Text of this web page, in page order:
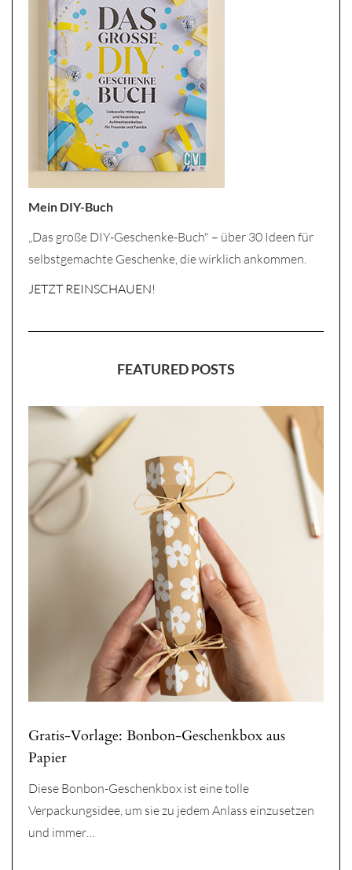
Mein DIY-Buch
„Das große DIY-Geschenke-Buch" – über 30 Ideen für
selbstgemachte Geschenke, die wirklich ankommen.
JETZT REINSCHAUEN!
FEATURED POSTS
Gratis-Vorlage: Bonbon-Geschenkbox aus
Papier
Diese Bonbon-Geschenkbox ist eine tolle
Verpackungsidee, um sie zu jedem Anlass einzusetzen
und immer…